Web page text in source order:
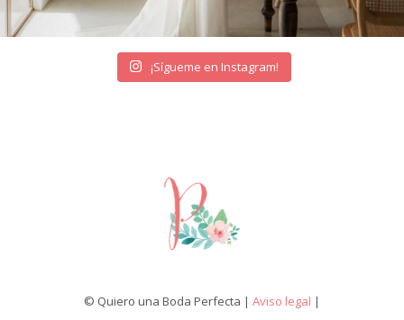
¡Sígueme en Instagram!
© Quiero una Boda Perfecta | Aviso legal |